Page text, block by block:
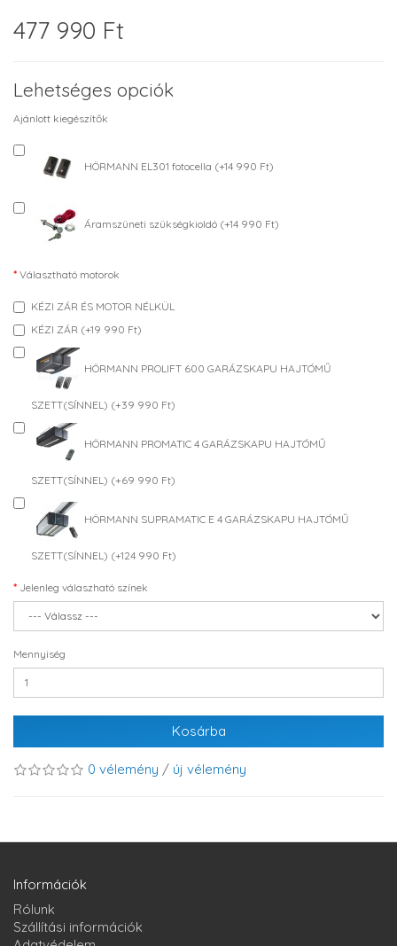
477 990 Ft
Lehetséges opciók
Ajánlott kiegészítők
HÖRMANN EL301 fotocella (+14 990 Ft)
Áramszüneti szükségkioldó (+14 990 Ft)
Választható motorok
KÉZI ZÁR ÉS MOTOR NÉLKÜL
KÉZI ZÁR (+19 990 Ft)
HÖRMANN PROLIFT 600 GARÁZSKAPU HAJTÓMŰ
SZETT(SÍNNEL) (+39 990 Ft)
HÖRMANN PROMATIC 4 GARÁZSKAPU HAJTÓMŰ
SZETT(SÍNNEL) (+69 990 Ft)
HÖRMANN SUPRAMATIC E 4 GARÁZSKAPU HAJTÓMŰ
SZETT(SÍNNEL) (+124 990 Ft)
Jelenleg válaszható színek
Mennyiség
Kosárba
0 vélemény / új vélemény
Információk
Rólunk
Szállítási információk